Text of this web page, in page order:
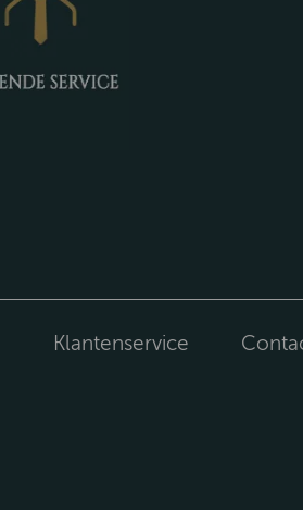
Klantenservice